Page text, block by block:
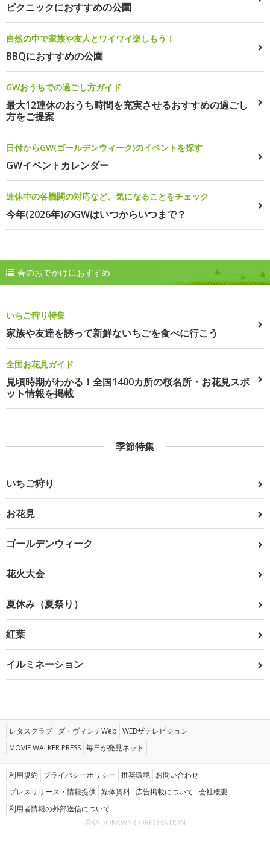
ピクニックにおすすめの公園
自然の中で家族や友人とワイワイ楽しもう！
BBQにおすすめの公園
GWおうちでの過ごし方ガイド
最大12連休のおうち時間を充実させるおすすめの過ごし
方をご提案
日付からGW(ゴールデンウィーク)のイベントを探す
GWイベントカレンダー
連休中の各機関の対応など、気になることをチェック
今年(2026年)のGWはいつからいつまで？
春のおでかけにおすすめ
いちご狩り特集
家族や友達を誘って新鮮ないちごを食べに行こう
全国お花見ガイド
見頃時期がわかる！全国1400カ所の桜名所・お花見スポ
ット情報を掲載
季節特集
いちご狩り
お花見
ゴールデンウィーク
花火大会
夏休み（夏祭り）
紅葉
イルミネーション
レタスクラブ ダ・ヴィンチWeb WEBザテレビジョン
MOVIE WALKER PRESS 毎日が発見ネット
利用規約 プライバシーポリシー 推奨環境 お問い合わせ
プレスリリース・情報提供 媒体資料 広告掲載について 会社概要
利用者情報の外部送信について
©KADOKAWA CORPORATION